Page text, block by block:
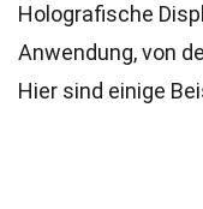
Holografische
Anwendung, von
Hier sind einige